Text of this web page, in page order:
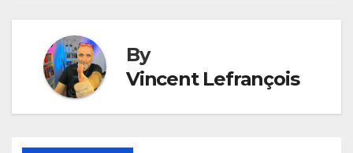
By
Vincent Lefrançois